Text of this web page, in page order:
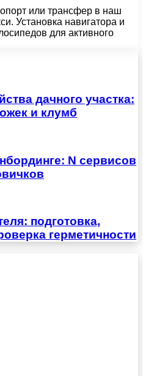
или трансфер в наш
Установка навигатора и
для активного
дачного участка:
и клумб
N сервисов
подготовка,
герметичности